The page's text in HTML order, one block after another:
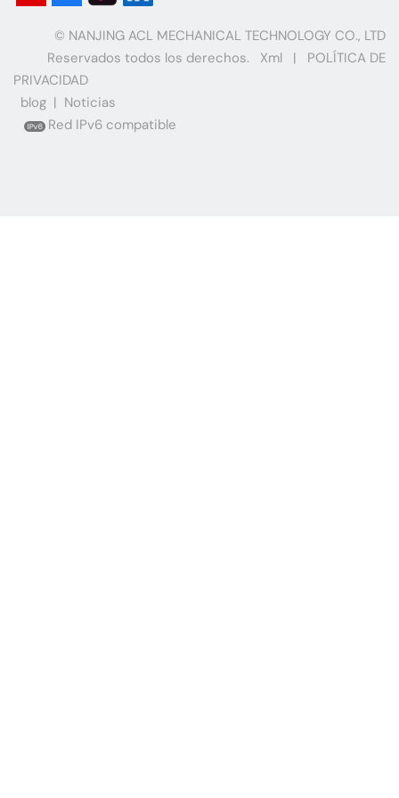
© NANJING ACL MECHANICAL TECHNOLOGY CO., LTD
Reservados todos los derechos.
Xml |
POLÍTICA DE
PRIVACIDAD
blog | Noticias
Red IPv6 compatible